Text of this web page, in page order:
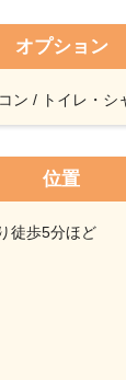
オプション
ン / トイレ・シ
位置
徒歩5分ほど